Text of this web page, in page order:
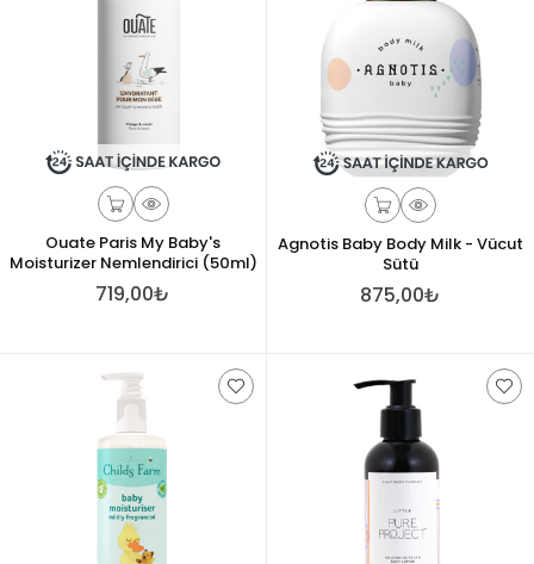
Ouate Paris My Baby's
Moisturizer Nemlendirici (50ml)
719,00₺
Agnotis Baby Body Milk - Vücut
Sütü
875,00₺